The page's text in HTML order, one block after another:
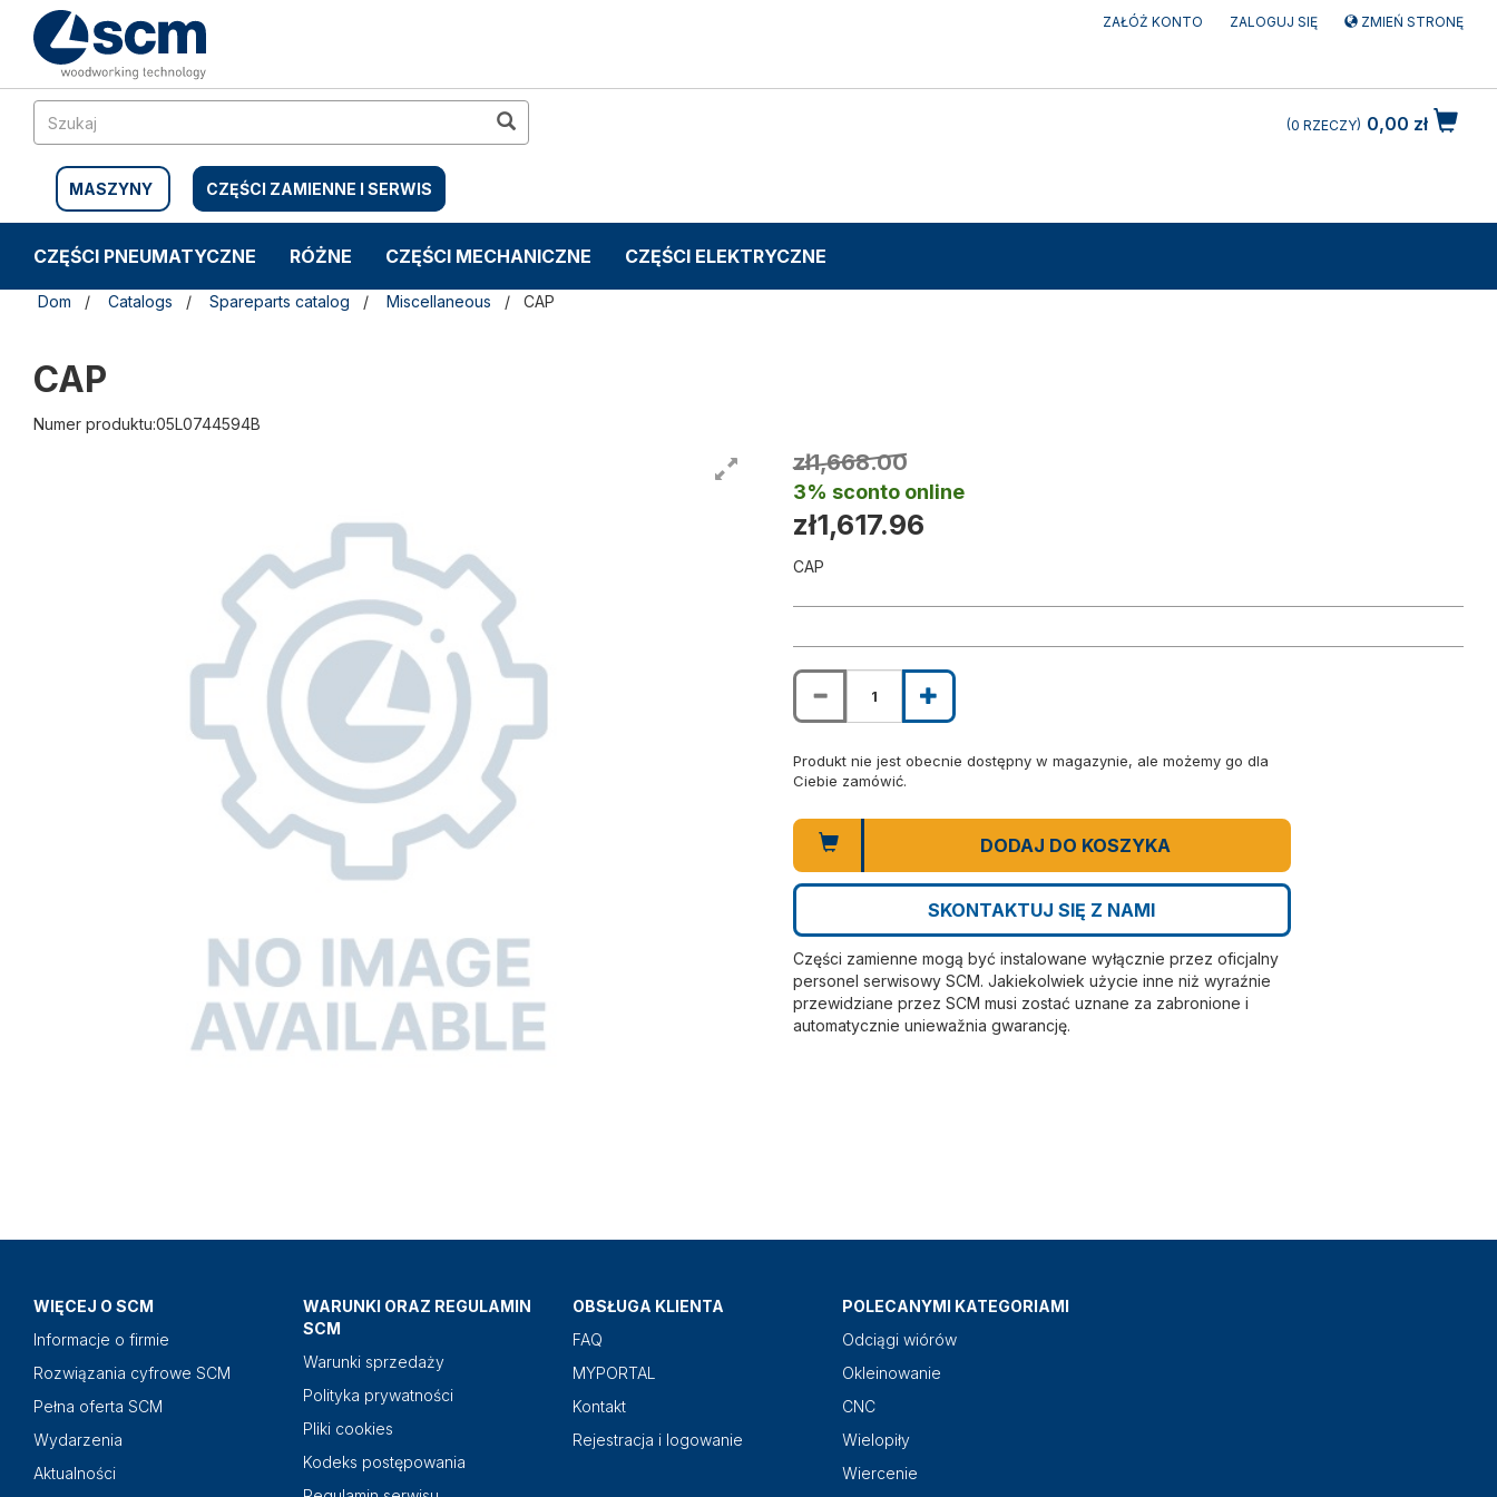
Przejdź
treści
Przejdź
menu
nawigacyjnego
ZAŁÓŻ KONTO ZALOGUJ SIĘ ZMIEŃ STRONĘ
MASZYNY CZĘŚCI ZAMIENNE I SERWIS
0,00 zł
0 RZECZY
CZĘŚCI PNEUMATYCZNE RÓŻNE CZĘŚCI MECHANICZNE CZĘŚCI ELEKTRYCZNE
Dom Catalogs Spareparts catalog Miscellaneous CAP
CAP
Numer produktu:05L0744594B
zł1,668.00
3% sconto online
zł1,617.96
CAP
Produkt nie jest obecnie dostępny w magazynie, ale możemy go dla
Ciebie zamówić.
DODAJ DO KOSZYKA
SKONTAKTUJ SIĘ Z NAMI
Części zamienne mogą być instalowane wyłącznie przez oficjalny
personel serwisowy SCM. Jakiekolwiek użycie inne niż wyraźnie
przewidziane przez SCM musi zostać uznane za zabronione i
automatycznie uniewažnia gwarancję.
WIĘCEJ O SCM
Informacje o firmie
Rozwiązania cyfrowe SCM
Pełna oferta SCM
Wydarzenia
Aktualności
WARUNKI ORAZ REGULAMIN
SCM
Warunki sprzedaży
Polityka prywatności
Pliki cookies
Kodeks postępowania
OBSŁUGA KLIENTA
FAQ
MYPORTAL
Kontakt
Rejestracja i logowanie
POLECANYMI KATEGORIAMI
Odciągi wiórów
Okleinowanie
CNC
Wielopiły
Wiercenie